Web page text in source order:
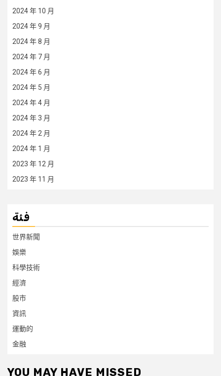
2024 年 10 月
2024 年 9 月
2024 年 8 月
2024 年 7 月
2024 年 6 月
2024 年 5 月
2024 年 4 月
2024 年 3 月
2024 年 2 月
2024 年 1 月
2023 年 12 月
2023 年 11 月
فئة
世界新聞
娛樂
科學技術
經濟
股市
資訊
運動的
金融
YOU MAY HAVE MISSED